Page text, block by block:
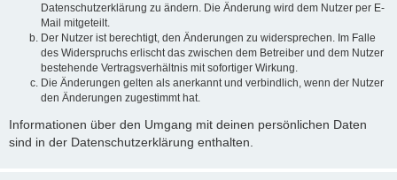
Datenschutzerklärung zu ändern. Die Änderung wird dem Nutzer per E-
Mail mitgeteilt.
Der Nutzer ist berechtigt, den Änderungen zu widersprechen. Im Falle
des Widerspruchs erlischt das zwischen dem Betreiber und dem Nutzer
bestehende Vertragsverhältnis mit sofortiger Wirkung.
Die Änderungen gelten als anerkannt und verbindlich, wenn der Nutzer
den Änderungen zugestimmt hat.
Informationen über den Umgang mit deinen persönlichen Daten
sind in der Datenschutzerklärung enthalten.